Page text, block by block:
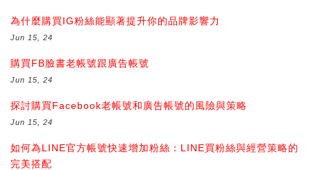
為什麼購買IG粉絲能顯著提升你的品牌影響力
Jun 15, 24
購買FB臉書老帳號跟廣告帳號
Jun 15, 24
探討購買Facebook老帳號和廣告帳號的風險與策略
Jun 15, 24
如何為LINE官方帳號快速增加粉絲：LINE買粉絲與經營策略的
完美搭配